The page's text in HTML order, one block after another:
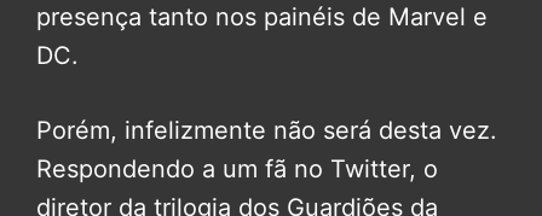
presença tanto nos painéis de Marvel e
DC.
Porém, infelizmente não será desta vez.
Respondendo a um fã no Twitter, o
diretor da trilogia dos Guardiões da